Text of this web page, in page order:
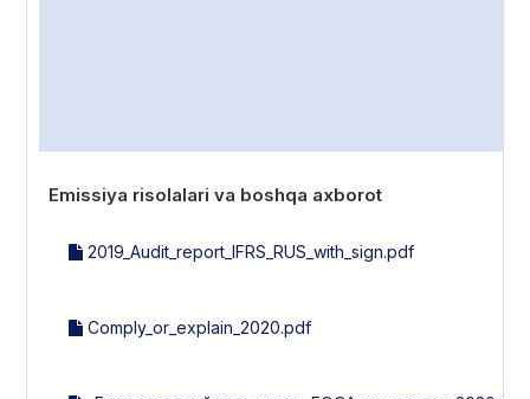
Emissiya risolalari va boshqa axborot
2019_Audit_report_IFRS_RUS_with_sign.pdf
Comply_or_explain_2020.pdf